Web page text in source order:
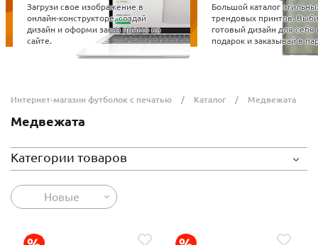
Загрузи свое изображение в
онлайн-конструкторе, создай
дизайн и оформи заказ прямо на
сайте.
Большой каталог
трендовых принтов.
готовый дизайн для себя
подарок и заказывай в
Интернет-магазин футболок с печатью Каталог Медвежата
Медвежата
Категории товаров
Новые